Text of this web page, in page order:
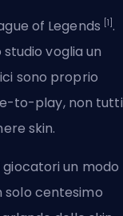
of Legends [1] .
voglia un
sono proprio
to-play, non tutti
skin.
un modo
solo centesimo